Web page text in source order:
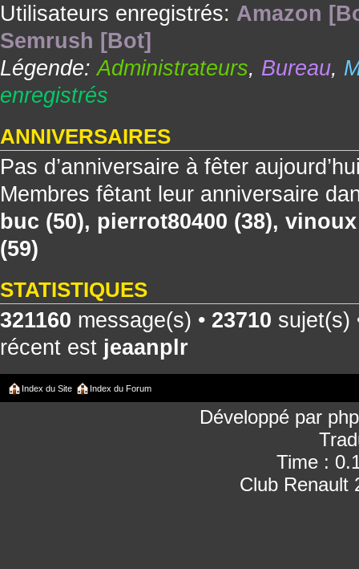
Utilisateurs enregistrés: Amazon
Semrush [Bot]
Légende:Administrateurs, Bureau,
enregistrés
ANNIVERSAIRES
Pas d’anniversaire à fêter
Membres fêtant leur anniversaire
buc (50), pierrot80400 (38), vinoux
(59)
STATISTIQUES
321160 message(s) • 23710 sujet(s)
récent est jeaanplr
Index du Site Index du Forum
Développé par
Time :
Club Renault